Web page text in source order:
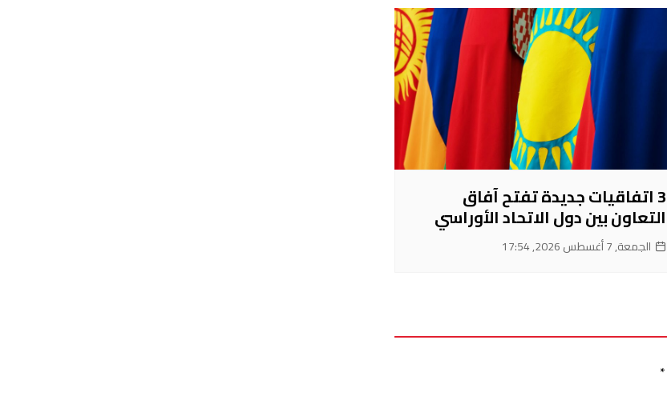
3 اتفاقيات جديدة تفتح آفاق
التعاون بين دول الاتحاد الأوراسي
الجمعة, 7 أغسطس 2026, 17:54
*